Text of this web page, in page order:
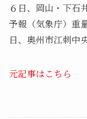
６日、岡山・下
予報（気象庁）重
日、奥州市江刺中
元記事はこちら